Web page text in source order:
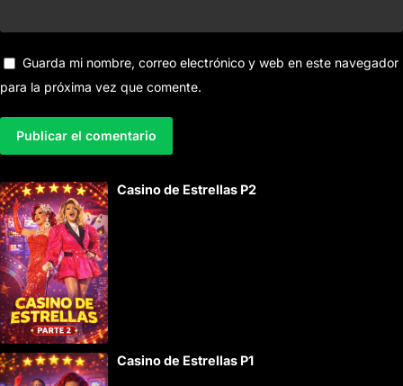
Guarda mi nombre, correo electrónico y web en este navegador
para la próxima vez que comente.
l
t
e
r
n
a
t
i
Casino de Estrellas P2
Casino de Estrellas P1